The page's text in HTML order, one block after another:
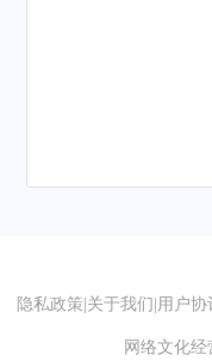
隐私政策 关于我们 用户协
网络文化经